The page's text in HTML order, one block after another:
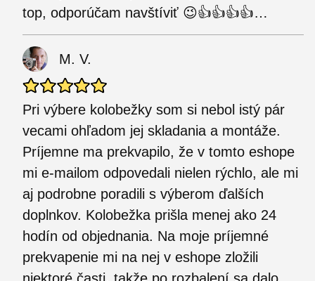
top, odporúčam navštíviť 😉👍👍👍👍…
M. V.
Pri výbere kolobežky som si nebol istý pár
vecami ohľadom jej skladania a montáže.
Príjemne ma prekvapilo, že v tomto eshope
mi e-mailom odpovedali nielen rýchlo, ale mi
aj podrobne poradili s výberom ďalších
doplnkov. Kolobežka prišla menej ako 24
hodín od objednania. Na moje príjemné
prekvapenie mi na nej v eshope zložili